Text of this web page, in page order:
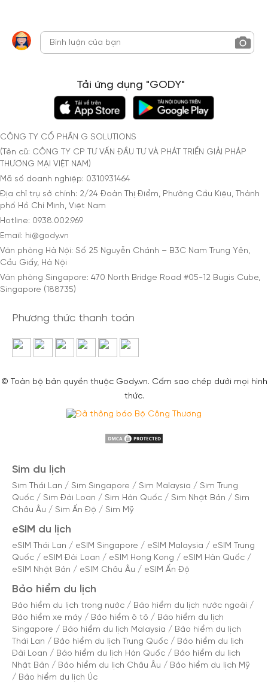
Tải ứng dụng "GODY"
CÔNG TY CỔ PHẦN G SOLUTIONS
(Tên cũ: CÔNG TY CP TƯ VẤN ĐẦU TƯ VÀ PHÁT TRIỂN GIẢI PHÁP
THƯƠNG MẠI VIỆT NAM)
Mã số doanh nghiệp: 0310931464
Địa chỉ trụ sở chính: 2/24 Đoàn Thị Điểm, Phường Cầu Kiệu, Thành
phố Hồ Chí Minh, Việt Nam
Hotline: 0938.002.969
Email: hi@gody.vn
Văn phòng Hà Nội: Số 25 Nguyễn Chánh – B3C Nam Trung Yên,
Cầu Giấy, Hà Nội
Văn phòng Singapore: 470 North Bridge Road #05-12 Bugis Cube,
Singapore (188735)
Phương thức thanh toán
© Toàn bộ bản quyền thuộc Gody.vn. Cấm sao chép dưới mọi hình
thức.
Sim du lịch
Sim Thái Lan / Sim Singapore / Sim Malaysia / Sim Trung
Quốc / Sim Đài Loan / Sim Hàn Quốc / Sim Nhật Bản / Sim
Châu Âu / Sim Ấn Độ / Sim Mỹ
eSIM du lịch
eSIM Thái Lan / eSIM Singapore / eSIM Malaysia / eSIM Trung
Quốc / eSIM Đài Loan / eSIM Hong Kong / eSIM Hàn Quốc /
eSIM Nhật Bản / eSIM Châu Âu / eSIM Ấn Độ
Bảo hiểm du lịch
Bảo hiểm du lịch trong nước / Bảo hiểm du lịch nước ngoài /
Bảo hiểm xe máy / Bảo hiểm ô tô / Bảo hiểm du lịch
Singapore / Bảo hiểm du lịch Malaysia / Bảo hiểm du lịch
Thái Lan / Bảo hiểm du lịch Trung Quốc / Bảo hiểm du lịch
Đài Loan / Bảo hiểm du lịch Hàn Quốc / Bảo hiểm du lịch
Nhật Bản / Bảo hiểm du lịch Châu Âu / Bảo hiểm du lịch Mỹ
/ Bảo hiểm du lịch Úc